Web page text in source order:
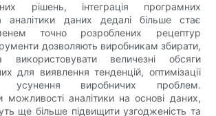
рішень, інтеграція програмних
аналітики даних дедалі більше стає
точно розроблених рецептур
дозволяють виробникам збирати,
використовувати величезні обсяги
для виявлення тенденцій, оптимізації
усунення виробничих проблем.
можливості аналітики на основі даних,
ще більше підвищити узгодженість та